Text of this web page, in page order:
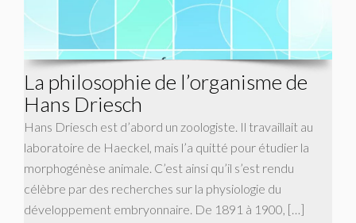
La philosophie de l’organisme de
Hans Driesch
Hans Driesch est d’abord un zoologiste. Il travaillait au
laboratoire de Haeckel, mais l’a quitté pour étudier la
morphogénèse animale. C’est ainsi qu’il s’est rendu
célèbre par des recherches sur la physiologie du
développement embryonnaire. De 1891 à 1900, […]